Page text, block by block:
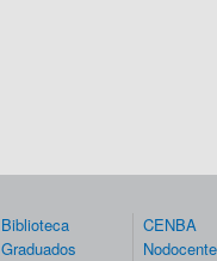
Biblioteca
Graduados
CENBA